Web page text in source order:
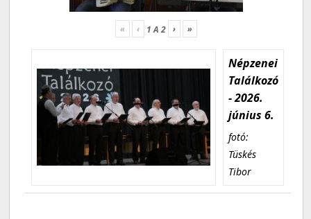
« ‹ 1A2 › »
Népzenei
Találkozó
- 2026.
június 6.
fotó:
Tüskés
Tibor